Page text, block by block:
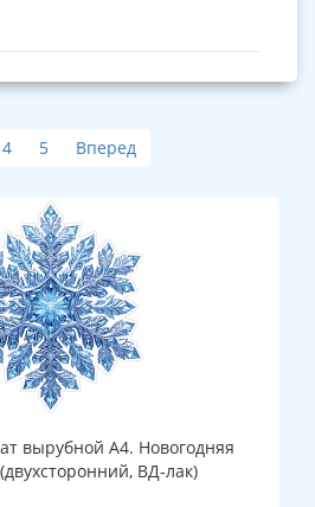
4 5 Вперед
вырубной А4. Новогодняя
ВД-лак)